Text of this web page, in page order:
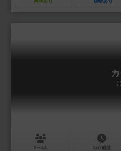
2～4人 75分前後